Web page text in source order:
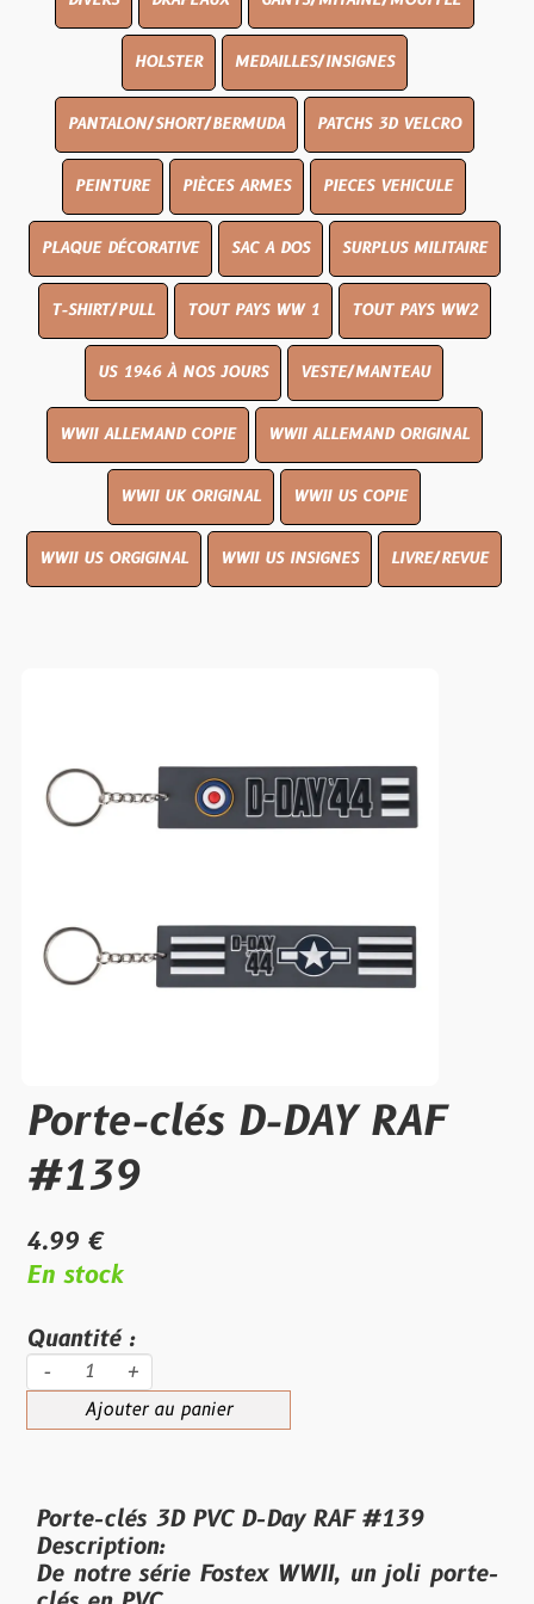
HOLSTER MEDAILLES/INSIGNES
PANTALON/SHORT/BERMUDA PATCHS 3D VELCRO
PEINTURE PIÈCES ARMES PIECES VEHICULE
PLAQUE DÉCORATIVE SAC A DOS SURPLUS MILITAIRE
T-SHIRT/PULL TOUT PAYS WW 1 TOUT PAYS WW2
US 1946 À NOS JOURS VESTE/MANTEAU
WWII ALLEMAND COPIE WWII ALLEMAND ORIGINAL
WWII UK ORIGINAL WWII US COPIE
WWII US ORGIGINAL WWII US INSIGNES LIVRE/REVUE
Porte-clés D-DAY RAF
#139
4.99 €
En stock
Quantité :
- +
Ajouter au panier
Porte-clés 3D PVC D-Day RAF #139
Description:
De notre série Fostex WWII, un joli porte-